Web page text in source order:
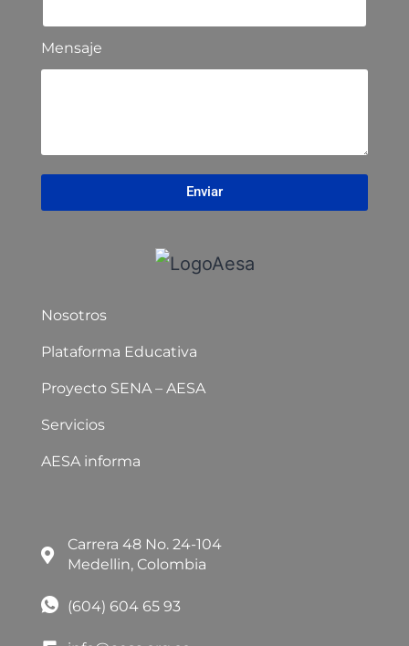
Mensaje
Enviar
Nosotros
Plataforma Educativa
Proyecto SENA – AESA
Servicios
AESA informa
Carrera 48 No. 24-104
Medellin, Colombia
(604) 604 65 93